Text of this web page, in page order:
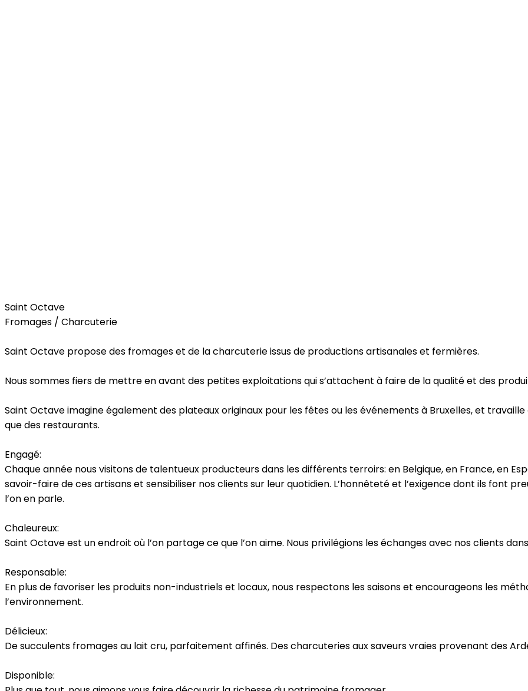
Saint Octave
Fromages / Charcuterie
Saint Octave propose des fromages et de la charcuterie issus de productions artisanales et fermières.
Nous sommes fiers de mettre en avant des petites exploitations qui s’attachent à faire de la qualité et des
Saint Octave imagine également des plateaux originaux pour les fêtes ou les événements à Bruxelles, et
que des restaurants.
Engagé:
Chaque année nous visitons de talentueux producteurs dans les différents terroirs: en Belgique, en France, en
savoir-faire de ces artisans et sensibiliser nos clients sur leur quotidien. L’honnêteté et l’exigence dont ils font
l’on en parle.
Chaleureux:
Saint Octave est un endroit où l’on partage ce que l’on aime. Nous privilégions les échanges avec nos clients
Responsable:
En plus de favoriser les produits non-industriels et locaux, nous respectons les saisons et encourageons les
l’environnement.
Délicieux:
De succulents fromages au lait cru, parfaitement affinés. Des charcuteries aux saveurs vraies provenant des
Disponible: